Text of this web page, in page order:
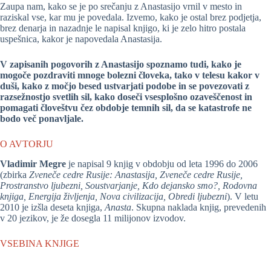
Zaupa nam, kako se je po srečanju z Anastasijo vrnil v mesto in
raziskal vse, kar mu je povedala. Izvemo, kako je ostal brez podjetja,
brez denarja in nazadnje le napisal knjigo, ki je zelo hitro postala
uspešnica, kakor je napovedala Anastasija.
V zapisanih pogovorih z Anastasijo spoznamo tudi, kako je
mogoče pozdraviti mnoge bolezni človeka, tako v telesu kakor v
duši, kako z močjo besed ustvarjati podobe in se povezovati z
razsežnostjo svetlih sil, kako doseči vsesplošno ozaveščenost in
pomagati človeštvu čez obdobje temnih sil, da se katastrofe ne
bodo več ponavljale.
O AVTORJU
Vladimir Megre je napisal 9 knjig v obdobju od leta 1996 do 2006
(zbirka Zveneče cedre Rusije: Anastasija, Zveneče cedre Rusije,
Prostranstvo ljubezni, Soustvarjanje, Kdo dejansko smo?, Rodovna
knjiga, Energija življenja, Nova civilizacija, Obredi ljubezni). V letu
2010 je izšla deseta knjiga, Anasta. Skupna naklada knjig, prevedenih
v 20 jezikov, je že dosegla 11 milijonov izvodov.
VSEBINA KNJIGE